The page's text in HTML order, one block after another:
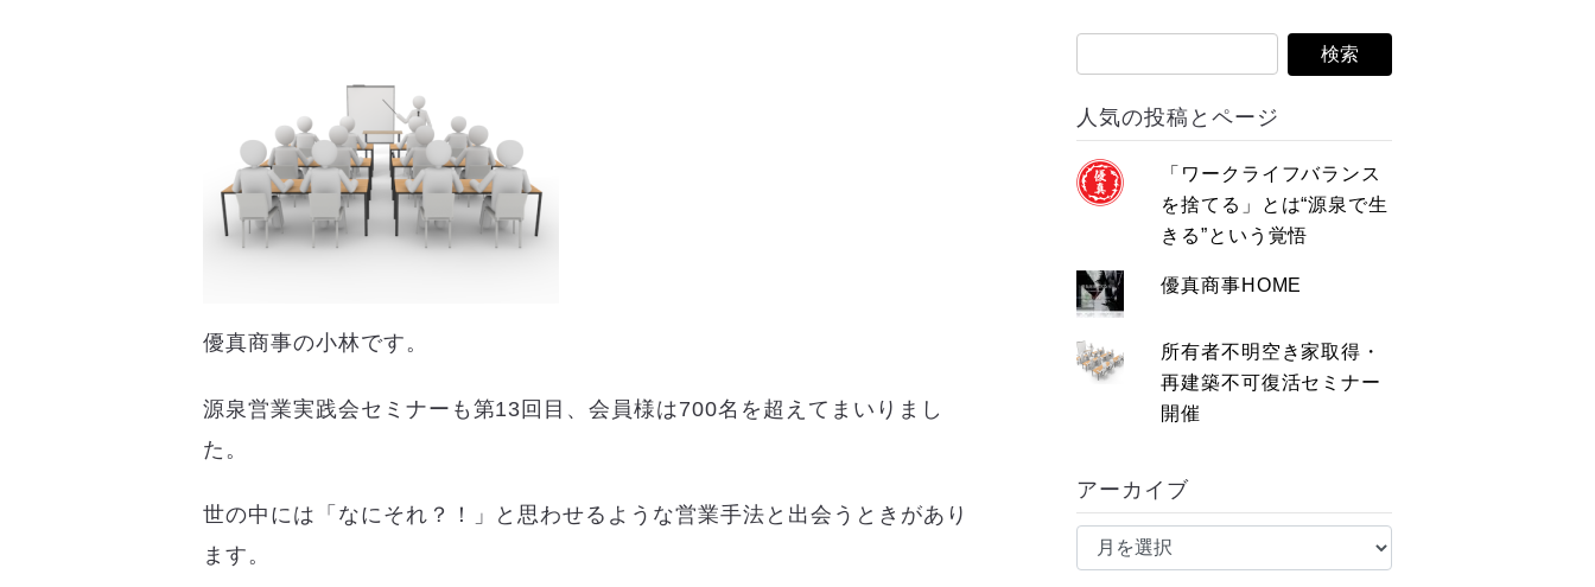
優真商事の小林です。
源泉営業実践会セミナーも第13回目、会員様は700名を超えてまいりまし
た。
世の中には「なにそれ？！」と思わせるような営業手法と出会うときがあり
ます。
人気の投稿とページ
「ワークライフバランス
を捨てる」とは“源泉で生
きる”という覚悟
優真商事HOME
所有者不明空き家取得・
再建築不可復活セミナー
開催
アーカイブ
ア